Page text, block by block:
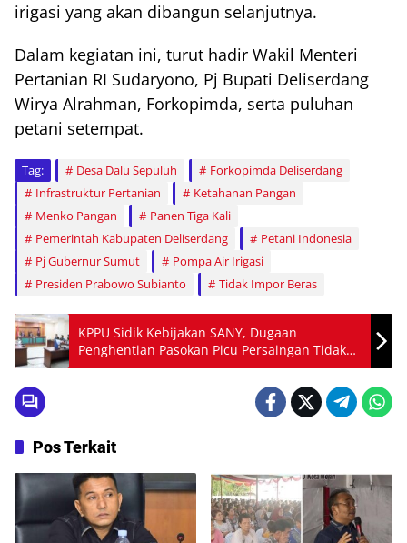
irigasi yang akan dibangun selanjutnya.
Dalam kegiatan ini, turut hadir Wakil Menteri
Pertanian RI Sudaryono, Pj Bupati Deliserdang
Wirya Alrahman, Forkopimda, serta puluhan
petani setempat.
Tag: Desa Dalu Sepuluh
Forkopimda Deliserdang
Infrastruktur Pertanian
Ketahanan Pangan
Menko Pangan
Panen Tiga Kali
Pemerintah Kabupaten Deliserdang
Petani Indonesia
Pj Gubernur Sumut
Pompa Air Irigasi
Presiden Prabowo Subianto
Tidak Impor Beras
KPPU Sidik Kebijakan SANY, Dugaan
Penghentian Pasokan Picu Persaingan Tidak
Sehat
Pos Terkait